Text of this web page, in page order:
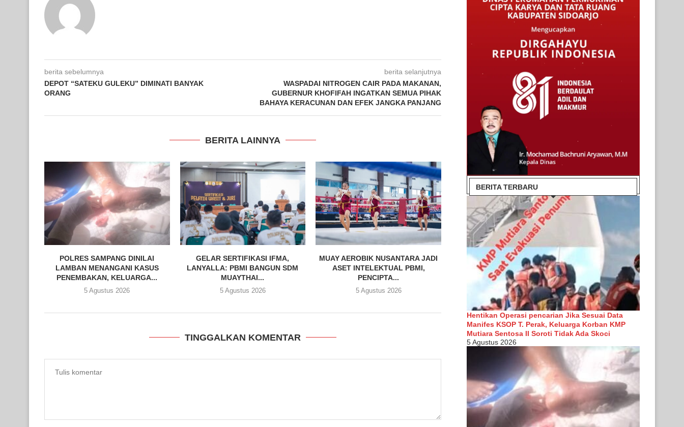
berita sebelumnya
DEPOT “SATEKU GULEKU” DIMINATI BANYAK
ORANG
berita selanjutnya
WASPADAI NITROGEN CAIR PADA MAKANAN,
GUBERNUR KHOFIFAH INGATKAN SEMUA PIHAK
BAHAYA KERACUNAN DAN EFEK JANGKA PANJANG
BERITA LAINNYA
POLRES SAMPANG DINILAI
LAMBAN MENANGANI KASUS
PENEMBAKAN, KELUARGA...
5 Agustus 2026
GELAR SERTIFIKASI IFMA,
LANYALLA: PBMI BANGUN SDM
MUAYTHAI...
5 Agustus 2026
MUAY AEROBIK NUSANTARA JADI
ASET INTELEKTUAL PBMI,
PENCIPTA...
5 Agustus 2026
TINGGALKAN KOMENTAR
BERITA TERBARU
Hentikan Operasi pencarian Jika Sesuai Data
Manifes KSOP T. Perak, Keluarga Korban KMP
Mutiara Sentosa II Soroti Tidak Ada Skoci
5 Agustus 2026